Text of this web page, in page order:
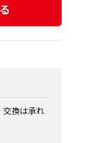
交換は承れ